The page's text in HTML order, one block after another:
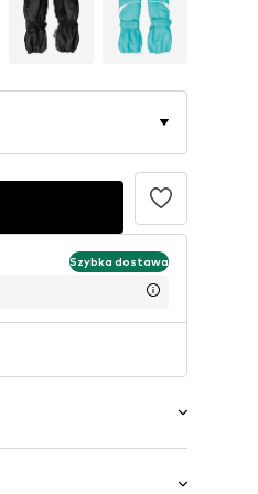
Szybka dostawa